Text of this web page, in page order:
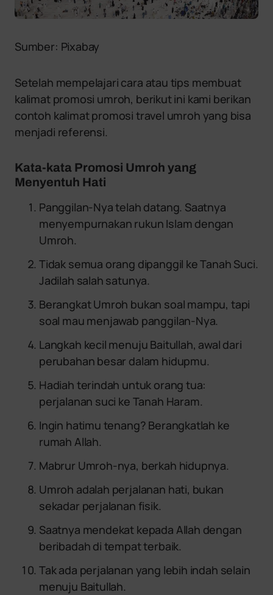
Sumber: Pixabay
Setelah mempelajari cara atau tips membuat
kalimat promosi umroh, berikut ini kami berikan
contoh kalimat promosi travel umroh yang bisa
menjadi referensi.
Kata-kata Promosi Umroh yang
Menyentuh Hati
Panggilan-Nya telah datang. Saatnya
menyempurnakan rukun Islam dengan
Umroh.
Tidak semua orang dipanggil ke Tanah Suci.
Jadilah salah satunya.
Berangkat Umroh bukan soal mampu, tapi
soal mau menjawab panggilan-Nya.
Langkah kecil menuju Baitullah, awal dari
perubahan besar dalam hidupmu.
Hadiah terindah untuk orang tua:
perjalanan suci ke Tanah Haram.
Ingin hatimu tenang? Berangkatlah ke
rumah Allah.
Mabrur Umroh-nya, berkah hidupnya.
Umroh adalah perjalanan hati, bukan
sekadar perjalanan fisik.
Saatnya mendekat kepada Allah dengan
beribadah di tempat terbaik.
Tak ada perjalanan yang lebih indah selain
menuju Baitullah.